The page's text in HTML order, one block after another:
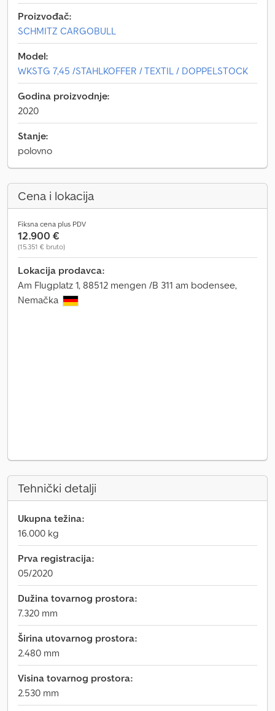
Proizvođač:
SCHMITZ CARGOBULL
Model:
WKSTG 7,45 /STAHLKOFFER / TEXTIL / DOPPELSTOCK
Godina proizvodnje:
2020
Stanje:
polovno
Cena i lokacija
Fiksna cena plus PDV
12.900 €
(15.351 € bruto)
Lokacija prodavca:
Am Flugplatz 1, 88512 mengen /B 311 am bodensee,
Nemačka
Tehnički detalji
Ukupna težina:
16.000 kg
Prva registracija:
05/2020
Dužina tovarnog prostora:
7.320 mm
Širina utovarnog prostora:
2.480 mm
Visina tovarnog prostora:
2.530 mm